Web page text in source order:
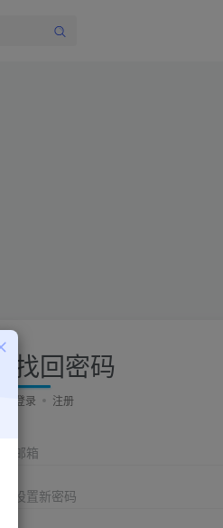
找回密码
登录 注册
邮箱
设置新密码